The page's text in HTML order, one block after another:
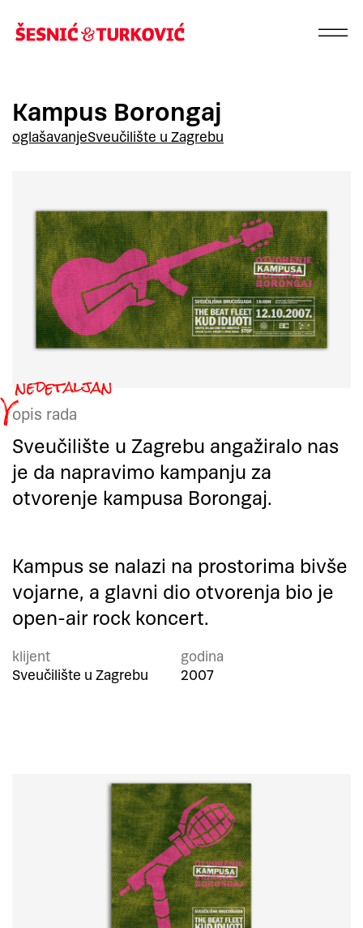
Kampus Borongaj
oglašavanjeSveučilište u Zagrebu
opis rada
Sveučilište u Zagrebu angažiralo nas
je da napravimo kampanju za
otvorenje kampusa Borongaj.
Kampus se nalazi na prostorima bivše
vojarne, a glavni dio otvorenja bio je
open-air rock koncert.
klijent
Sveučilište u Zagrebu
godina
2007